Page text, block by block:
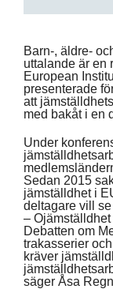
Barn-, äldre-
uttalande är en
European
presenterade
att
med bakåt i en
Under
Sedan 2015
jämställdhet i
deltagare vill
–
Debatten om
trakasserier
kräver
säger Åsa